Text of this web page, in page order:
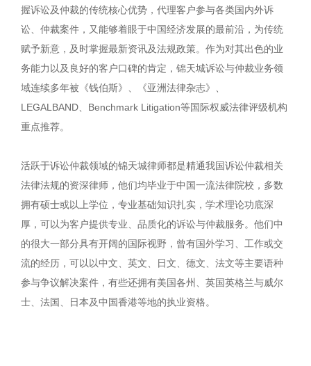
握诉讼及仲裁的传统核心优势，代理客户参与各类国内外诉
讼、仲裁案件，又能够着眼于中国经济发展的最前沿，为传统
赋予新意，及时掌握最新资讯及法规政策。作为对其出色的业
务能力以及良好的客户口碑的肯定，锦天城诉讼与仲裁业务领
域连续多年被《钱伯斯》、《亚洲法律杂志》、
LEGALBAND、Benchmark Litigation等国际权威法律评级机构
重点推荐。
活跃于诉讼仲裁领域的锦天城律师都是精通我国诉讼仲裁相关
法律法规的资深律师，他们均毕业于中国一流法律院校，多数
拥有硕士或以上学位，专业基础知识扎实，学术理论功底深
厚，可以为客户提供专业、品质化的诉讼与仲裁服务。他们中
的很大一部分具有开阔的国际视野，曾有国外学习、工作或交
流的经历，可以以中文、英文、日文、德文、法文等主要语种
参与争议解决案件，有些还拥有美国各州、英国英格兰与威尔
士、法国、日本及中国香港等地的执业资格。